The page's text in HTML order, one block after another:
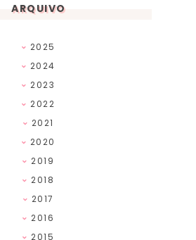
ARQUIVO
2025
2024
2023
2022
2021
2020
2019
2018
2017
2016
2015